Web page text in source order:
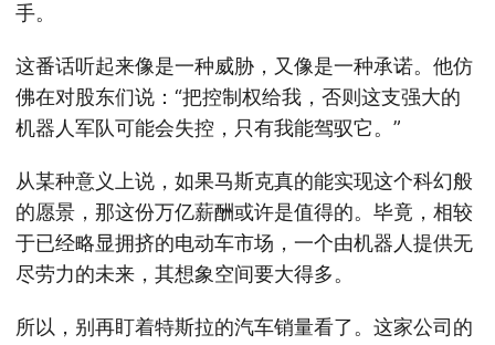
手。
这番话听起来像是一种威胁，又像是一种承诺。他仿
佛在对股东们说：“把控制权给我，否则这支强大的
机器人军队可能会失控，只有我能驾驭它。”
从某种意义上说，如果马斯克真的能实现这个科幻般
的愿景，那这份万亿薪酬或许是值得的。毕竟，相较
于已经略显拥挤的电动车市场，一个由机器人提供无
尽劳力的未来，其想象空间要大得多。
所以，别再盯着特斯拉的汽车销量看了。这家公司的